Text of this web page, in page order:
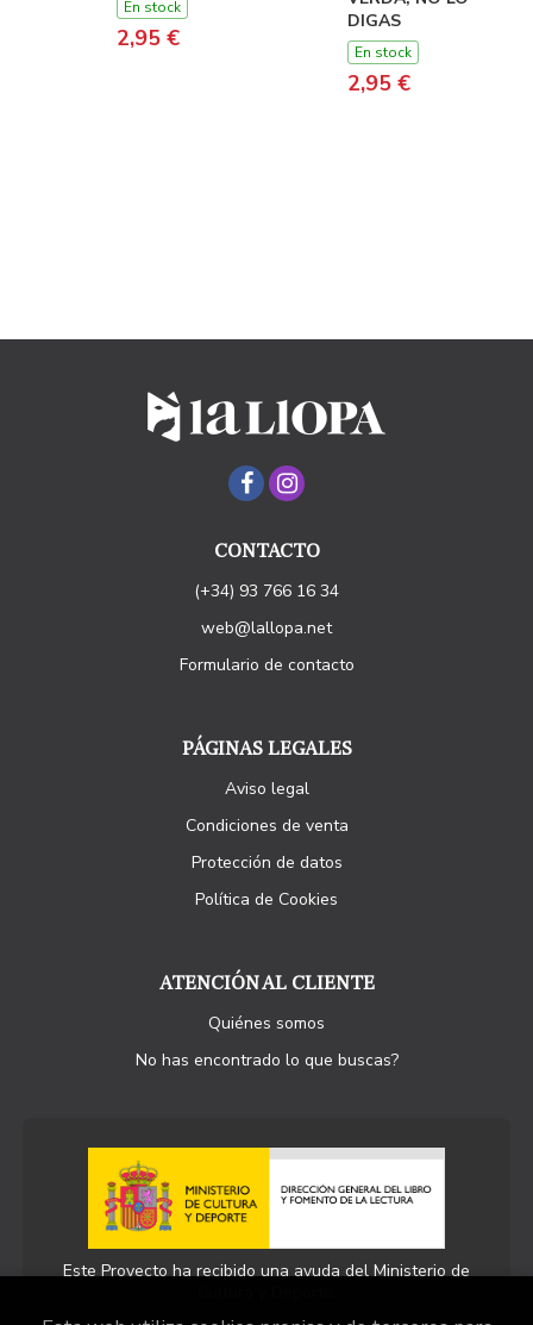
En stock
2,95 €
DIGAS
En stock
2,95 €
CONTACTO
(+34) 93 766 16 34
web@lallopa.net
Formulario de contacto
PÁGINAS LEGALES
Aviso legal
Condiciones de venta
Protección de datos
Política de Cookies
ATENCIÓN AL CLIENTE
Quiénes somos
No has encontrado lo que buscas?
Este Proyecto ha recibido una ayuda del Ministerio de